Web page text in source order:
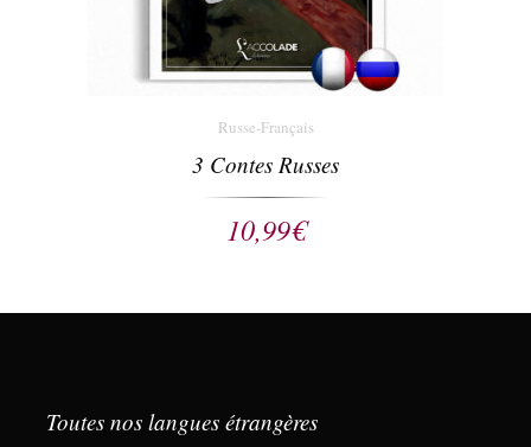
Russe-Français
3 Contes Russes
10,99€
Toutes nos langues étrangères